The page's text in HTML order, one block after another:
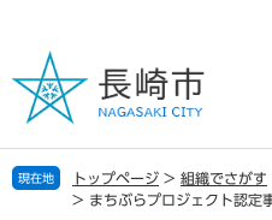
の
で
す
ー
ば
し
現在地 トップページ > 組織でさがす
> まちぶらプロジェクト認定